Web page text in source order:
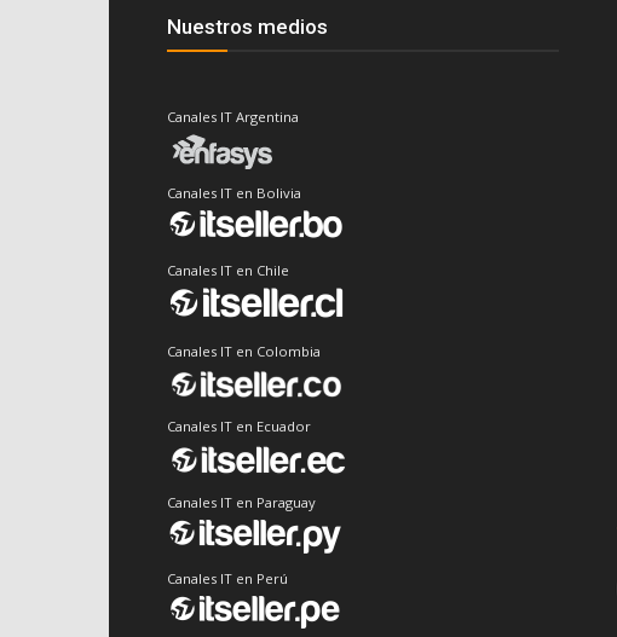
Nuestros medios
Canales IT Argentina
Canales IT en Bolivia
Canales IT en Chile
Canales IT en Colombia
Canales IT en Ecuador
Canales IT en Paraguay
Canales IT en Perú